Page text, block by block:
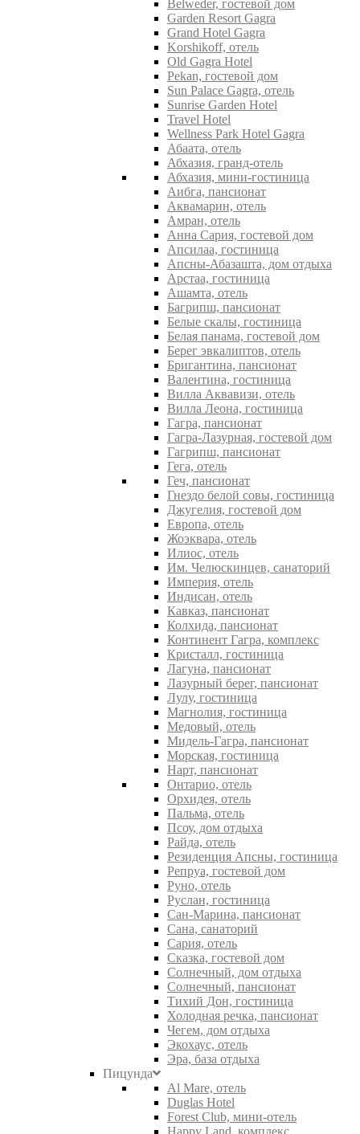
Belweder, гостевой дом
Garden Resort Gagra
Grand Hotel Gagra
Korshikoff, отель
Old Gagra Hotel
Pekan, гостевой дом
Sun Palace Gagra, отель
Sunrise Garden Hotel
Travel Hotel
Wellness Park Hotel Gagra
Абаата, отель
Абхазия, гранд-отель
Абхазия, мини-гостиница
Аибга, пансионат
Аквамарин, отель
Амран, отель
Анна Сария, гостевой дом
Апсилаа, гостиница
Апсны-Абазашта, дом отдыха
Арстаа, гостиница
Ашамта, отель
Багрипш, пансионат
Белые скалы, гостиница
Белая панама, гостевой дом
Берег эвкалиптов, отель
Бригантина, пансионат
Валентина, гостиница
Вилла Аквавизи, отель
Вилла Леона, гостиница
Гагра, пансионат
Гагра-Лазурная, гостевой дом
Гагрипш, пансионат
Гега, отель
Геч, пансионат
Гнездо белой совы, гостиница
Джугелия, гостевой дом
Европа, отель
Жоэквара, отель
Илиос, отель
Им. Челюскинцев, санаторий
Империя, отель
Индисан, отель
Кавказ, пансионат
Колхида, пансионат
Континент Гагра, комплекс
Кристалл, гостиница
Лагуна, пансионат
Лазурный берег, пансионат
Лулу, гостиница
Магнолия, гостиница
Медовый, отель
Мидель-Гагра, пансионат
Морская, гостиница
Нарт, пансионат
Онтарио, отель
Орхидея, отель
Пальма, отель
Псоу, дом отдыха
Райда, отель
Резиденция Апсны, гостиница
Репруа, гостевой дом
Руно, отель
Руслан, гостиница
Сан-Марина, пансионат
Сана, санаторий
Сария, отель
Сказка, гостевой дом
Солнечный, дом отдыха
Солнечный, пансионат
Тихий Дон, гостиница
Холодная речка, пансионат
Чегем, дом отдыха
Экохаус, отель
Эра, база отдыха
Пицунда
Al Mare, отель
Duglas Hotel
Forest Club, мини-отель
Happy Land, комплекс